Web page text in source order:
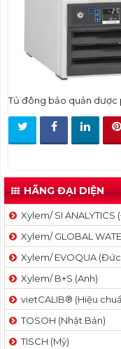
Tủ đông bảo quản dược
HÃNG ĐẠI DIỆN
Xylem/ SI ANALYTICS
Xylem/ GLOBAL
Xylem/ EVOQUA
Xylem/ B+S (Anh)
vietCALIB® (Hiệu
TOSOH (Nhật Bản)
TISCH (Mỹ)